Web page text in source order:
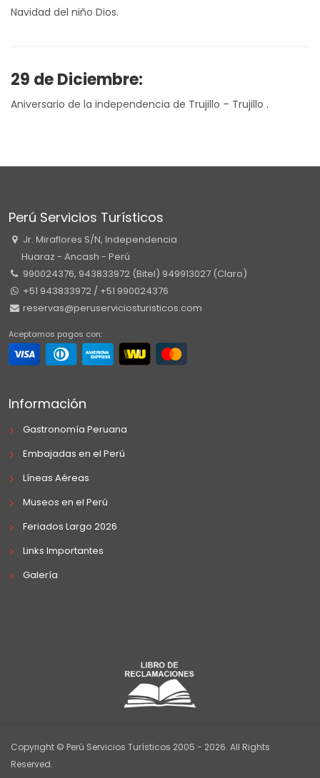
Navidad del niño Dios.
29 de Diciembre:
Aniversario de la independencia de Trujillo – Trujillo .
Perú Servicios Turísticos
Jr. Miraflores S/N, Independencia
Huaraz - Ancash - Perú
990024376, 943833972 (Bitel) 949913027 (Claro)
+51 943833972 / +51 990024376
reservas@peruserviciosturisticos.com
Aceptamos pagos con:
Información
Gastronomía Peruana
Embajadas en el Perú
Líneas Aéreas
Museos en el Perú
Feriados Largo 2026
Links Importantes
Galería
Copyright © Perú Servicios Turísticos 2005 - 2026. All Rights
Reserved.